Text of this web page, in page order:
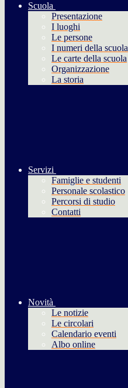
Scuola
Presentazione
I luoghi
Le persone
I numeri della scuola
Le carte della scuola
Organizzazione
La storia
Servizi
Famiglie e studenti
Personale scolastico
Percorsi di studio
Contatti
Novità
Le notizie
Le circolari
Calendario eventi
Albo online